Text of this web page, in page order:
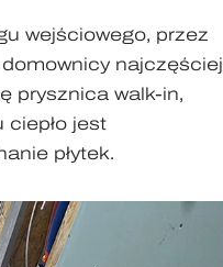
wejściowego, przez
najczęściej
prysznica walk-in,
ciepło jest
płytek.